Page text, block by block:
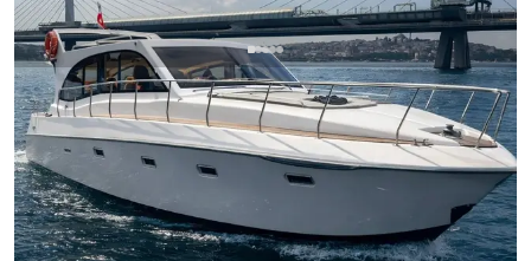
Bebek, İstanbul Nouveau bateau
Bateau de luxe 14m départ Bebek, journée inoubliable
Bosphore
Yacht a moteur
Navigation 10 Pers. · 2 Cabine · 14.00m